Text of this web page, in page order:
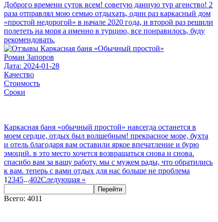
Доброго времени суток всем! советую данную тур агенство! 2
раза отправлял мою семью отдыхать, один раз каркасный дом
«простой недорогой» в начале 2020 года, и второй раз решили
полететь на моря а именно в турцию, все понравилось, буду
рекомендовать.
Роман Запоров
Дата: 2024-01-28
Качество
Стоимость
Сроки
Каркасная баня «обычный простой» навсегда останется в
моем сердце, отдых был волшебным! прекрасное море, бухта
и отель благодаря вам оставили яркое впечатление и бурю
эмоций. в это место хочется возвращаться снова и снова.
спасибо вам за вашу работу. мы с мужем рады, что обратились
к вам. теперь с вами отдых для нас больше не проблема
1 2345...402Следующая »
Перейти
Всего: 4011